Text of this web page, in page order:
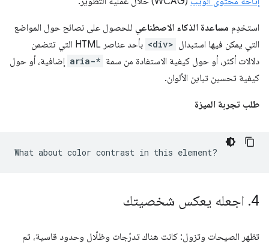
استخدِم مساعدة الذكاء الاصطناعي للحصول على نصائح حول المواضع
التي يمكن فيها استبدال <div>
بأحد عناصر HTML التي تتضمن
دلالات أكثر، أو حول كيفية الاستفادة من سمة aria-* إضافية، أو حول
كيفية تحسين تباين الألوان.
طلب تجربة الميزة
4
. اجعله يعكس شخصيتك
تظهر الصيحات وتزول: كانت هناك تدرّجات وظلّال وحدود قاسية، ثم